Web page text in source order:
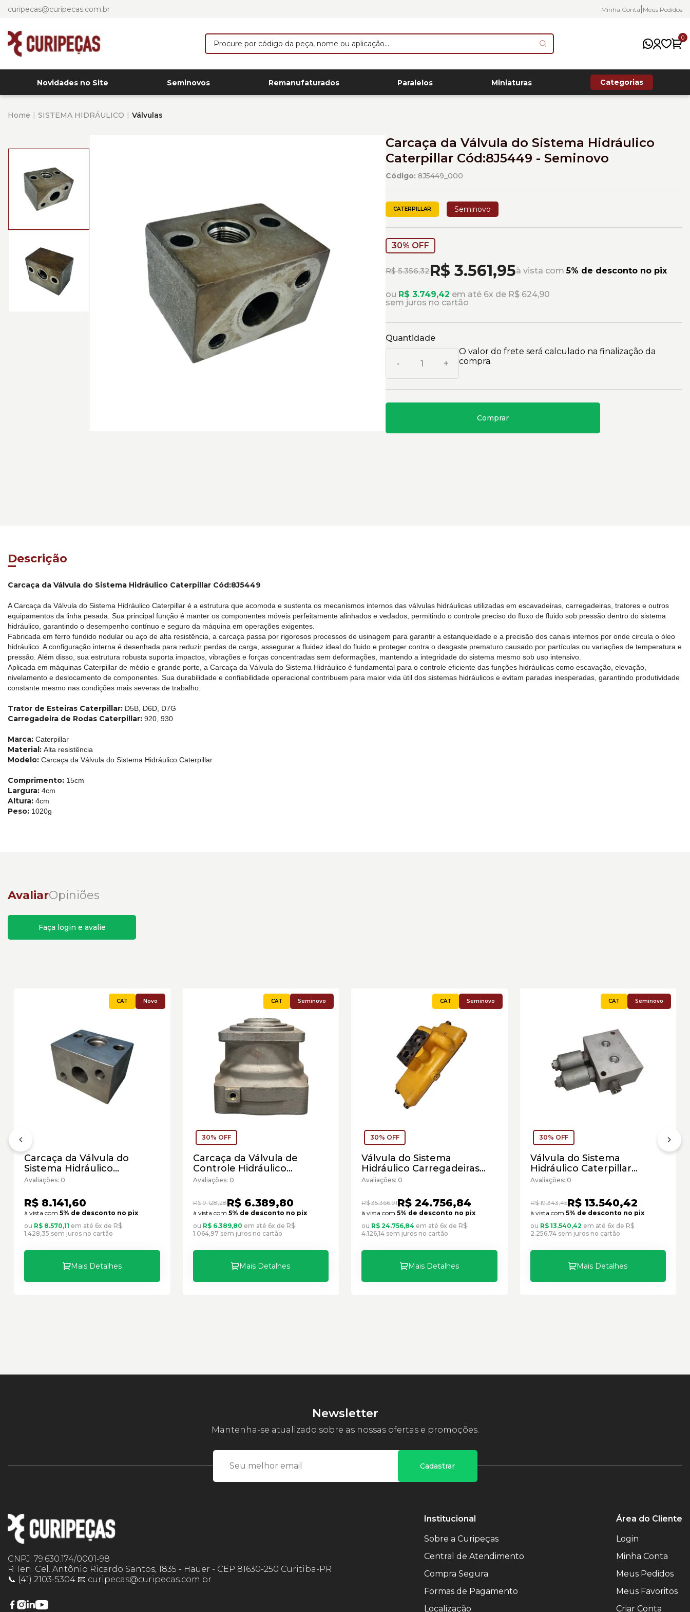
curipecas@curipecas.com.br Minha Conta Meus Pedidos
0
Novidades no Site Seminovos Remanufaturados Paralelos Miniaturas Categorias
Home SISTEMA HIDRÁULICO Válvulas
Carcaça da Válvula do Sistema Hidráulico
Caterpillar Cód:8J5449 - Seminovo
Código: 8J5449_000
CATERPILLAR Seminovo
30% OFF
R$ 5.356,32R$ 3.561,95à vista com5% de desconto no pix
ou R$ 3.749,42 em até 6x de R$ 624,90
sem juros no cartão
Quantidade
- +
O valor do frete será calculado na finalização da
compra.
Comprar
Descrição
Carcaça da Válvula do Sistema Hidráulico Caterpillar Cód:8J5449
A Carcaça da Válvula do Sistema Hidráulico Caterpillar é a estrutura que acomoda e sustenta os mecanismos internos das válvulas hidráulicas utilizadas em escavadeiras, carregadeiras, tratores e outros
equipamentos da linha pesada. Sua principal função é manter os componentes móveis perfeitamente alinhados e vedados, permitindo o controle preciso do fluxo de fluido sob pressão dentro do sistema
hidráulico, garantindo o desempenho contínuo e seguro da máquina em operações exigentes.
Fabricada em ferro fundido nodular ou aço de alta resistência, a carcaça passa por rigorosos processos de usinagem para garantir a estanqueidade e a precisão dos canais internos por onde circula o óleo
hidráulico. A configuração interna é desenhada para reduzir perdas de carga, assegurar a fluidez ideal do fluido e proteger contra o desgaste prematuro causado por partículas ou variações de temperatura e
pressão. Além disso, sua estrutura robusta suporta impactos, vibrações e forças concentradas sem deformações, mantendo a integridade do sistema mesmo sob uso intensivo.
Aplicada em máquinas Caterpillar de médio e grande porte, a Carcaça da Válvula do Sistema Hidráulico é fundamental para o controle eficiente das funções hidráulicas como escavação, elevação,
nivelamento e deslocamento de componentes. Sua durabilidade e confiabilidade operacional contribuem para maior vida útil dos sistemas hidráulicos e evitam paradas inesperadas, garantindo produtividade
constante mesmo nas condições mais severas de trabalho.
Trator de Esteiras Caterpillar: D5B, D6D, D7G
Carregadeira de Rodas Caterpillar: 920, 930
Marca: Caterpillar
Material: Alta resistência
Modelo: Carcaça da Válvula do Sistema Hidráulico Caterpillar
Comprimento: 15cm
Largura: 4cm
Altura: 4cm
Peso: 1020g
AvaliarOpiniões
Faça login e avalie
Novo
Carcaça da Válvula do
Sistema Hidráulico
Caterpillar Cód:8J5449 -
Avaliações: 0
R$ 8.141,60
à vista com 5% de desconto no pix
ou R$ 8.570,11 em até 6x de R$
1.428,35 sem juros no cartão
Mais Detalhes
Seminovo
30% OFF
Carcaça da Válvula de
Controle Hidráulico
Caterpillar Cód:2042676 -
Avaliações: 0
R$ 9.128,28R$ 6.389,80
à vista com 5% de desconto no pix
ou R$ 6.389,80 em até 6x de R$
1.064,97 sem juros no cartão
Mais Detalhes
Seminovo
30% OFF
Válvula do Sistema
Hidráulico Carregadeiras
Caterpillar Cód:1607115 -
Avaliações: 0
R$ 35.366,91R$ 24.756,84
à vista com 5% de desconto no pix
ou R$ 24.756,84 em até 6x de R$
4.126,14 sem juros no cartão
Mais Detalhes
Seminovo
30% OFF
Válvula do Sistema
Hidráulico Caterpillar
Cód:2446735 - Seminovo
Avaliações: 0
R$ 19.343,45R$ 13.540,42
à vista com 5% de desconto no pix
ou R$ 13.540,42 em até 6x de R$
2.256,74 sem juros no cartão
Mais Detalhes
Newsletter
Mantenha-se atualizado sobre as nossas ofertas e promoções.
Cadastrar
CNPJ: 79.630.174/0001-98
R Ten. Cel. Antônio Ricardo Santos, 1835 - Hauer - CEP 81630-250 Curitiba-PR
📞 (41) 2103-5304 📧 curipecas@curipecas.com.br
Institucional
Sobre a Curipeças
Central de Atendimento
Compra Segura
Formas de Pagamento
Localização
Área do Cliente
Login
Minha Conta
Meus Pedidos
Meus Favoritos
Criar Conta